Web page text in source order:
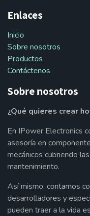
Enlaces
Inicio
Sobre nosotros
Productos
Contáctenos
Sobre nosotros
¿Qué quieres crear
En IPower Electronics
asesoría en
mecánicos cubriendo
mantenimiento.
Así mismo, contamos
desarrolladores y
pueden traer a la vida